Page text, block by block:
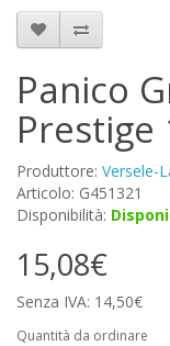
Panico
Prestige
Produttore: Versele-
Articolo: G451321
Disponibilità:
15,08€
Senza IVA: 14,50€
Quantità da ordinare